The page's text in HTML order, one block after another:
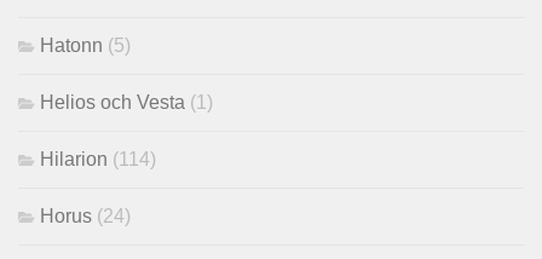
Hatonn (5)
Helios och Vesta (1)
Hilarion (114)
Horus (24)